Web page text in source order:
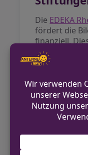
Die EDEKA
fördert die
finanziell.
ermöglicht
Programm
Modell
für alle